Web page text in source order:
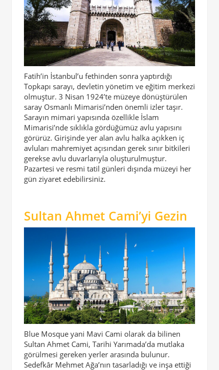
Fatih’in İstanbul’u fethinden sonra yaptırdığı
Topkapı sarayı, devletin yönetim ve eğitim merkezi
olmuştur. 3 Nisan 1924’te müzeye dönüştürülen
saray Osmanlı Mimarisi’nden önemli izler taşır.
Sarayın mimari yapısında özellikle İslam
Mimarisi’nde sıklıkla gördüğümüz avlu yapısını
görürüz. Girişinde yer alan avlu halka açıkken iç
avluları mahremiyet açısından gerek sınır bitkileri
gerekse avlu duvarlarıyla oluşturulmuştur.
Pazartesi ve resmi tatil günleri dışında müzeyi her
gün ziyaret edebilirsiniz.
Sultan Ahmet Cami’yi Gezin
Blue Mosque yani Mavi Cami olarak da bilinen
Sultan Ahmet Cami, Tarihi Yarımada’da mutlaka
görülmesi gereken yerler arasında bulunur.
Sedefkâr Mehmet Ağa’nın tasarladığı ve inşa ettiği